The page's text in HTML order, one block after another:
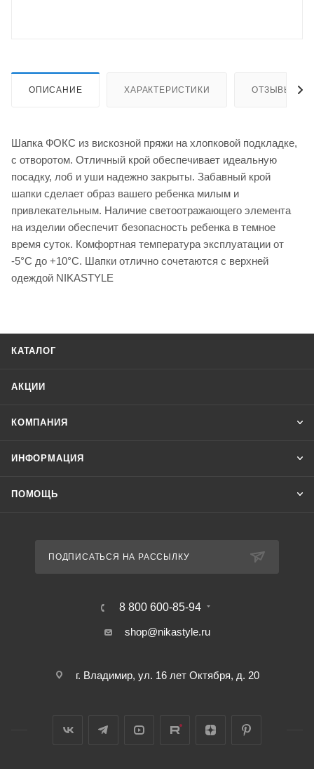
ОПИСАНИЕ ХАРАКТЕРИСТИКИ ОТЗЫВЫ
Шапка ФОКС из вискозной пряжи на хлопковой подкладке,
с отворотом. Отличный крой обеспечивает идеальную
посадку, лоб и уши надежно закрыты. Забавный крой
шапки сделает образ вашего ребенка милым и
привлекательным. Наличие светоотражающего элемента
на изделии обеспечит безопасность ребенка в темное
время суток. Комфортная температура эксплуатации от
-5°С до +10°С. Шапки отлично сочетаются с верхней
одеждой NIKASTYLE
КАТАЛОГ
АКЦИИ
КОМПАНИЯ
ИНФОРМАЦИЯ
ПОМОЩЬ
ПОДПИСАТЬСЯ НА РАССЫЛКУ
8 800 600-85-94
shop@nikastyle.ru
г. Владимир, ул. 16 лет Октября, д. 20